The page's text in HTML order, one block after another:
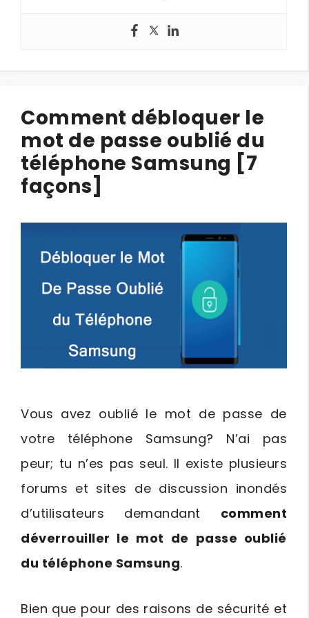
Comment débloquer le
mot de passe oublié du
téléphone Samsung [7
façons]
Vous avez oublié le mot de passe de
votre téléphone Samsung? N’ai pas
peur; tu n’es pas seul. Il existe plusieurs
forums et sites de discussion inondés
d’utilisateurs demandant comment
déverrouiller le mot de passe oublié
du téléphone Samsung.
Bien que pour des raisons de sécurité et